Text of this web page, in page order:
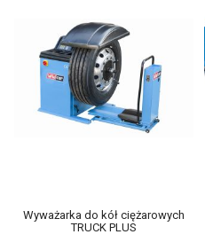
Wyważarka do kół ciężarowych
TRUCK PLUS